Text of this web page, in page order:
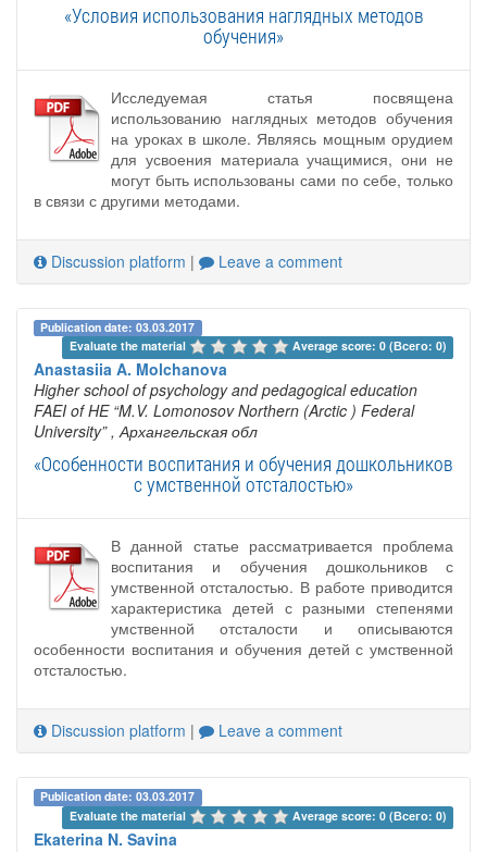
«Условия использования наглядных методов
обучения»
Исследуемая статья посвящена
использованию наглядных методов обучения
на уроках в школе. Являясь мощным орудием
для усвоения материала учащимися, они не
могут быть использованы сами по себе, только
в связи с другими методами.
Discussion platform | Leave a comment
Publication date: 03.03.2017
Evaluate the material
Average score: 0 (Всего: 0)
Anastasiia A. Molchanova
Higher school of psychology and pedagogical education
FAEI of HE “M.V. Lomonosov Northern (Arctic ) Federal
University” , Архангельская обл
«Особенности воспитания и обучения дошкольников
с умственной отсталостью»
В данной статье рассматривается проблема
воспитания и обучения дошкольников с
умственной отсталостью. В работе приводится
характеристика детей с разными степенями
умственной отсталости и описываются
особенности воспитания и обучения детей с умственной
отсталостью.
Discussion platform | Leave a comment
Publication date: 03.03.2017
Evaluate the material
Average score: 0 (Всего: 0)
Ekaterina N. Savina